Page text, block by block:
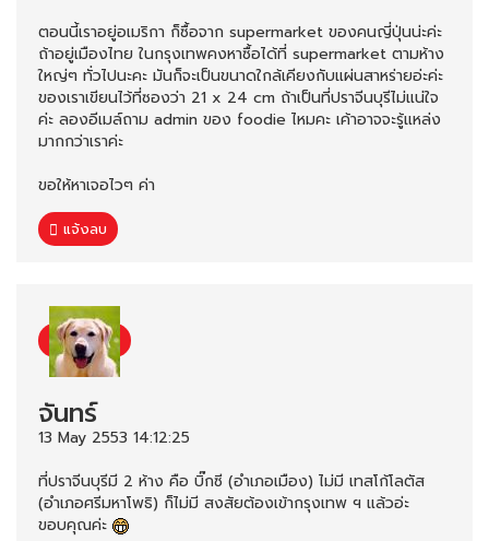
ตอนนี้เราอยู่อเมริกา ก็ซื้อจาก supermarket ของคนญี่ปุ่นน่ะค่ะ
ถ้าอยู่เมืองไทย ในกรุงเทพคงหาซื้อได้ที่ supermarket ตามห้าง
ใหญ่ๆ ทั่วไปนะคะ มันก็จะเป็นขนาดใกล้เคียงกับแผ่นสาหร่ายอ่ะค่ะ
ของเราเขียนไว้ที่ซองว่า 21 x 24 cm ถ้าเป็นที่ปราจีนบุรีไม่แน่ใจ
ค่ะ ลองอีเมล์ถาม admin ของ foodie ไหมคะ เค้าอาจจะรู้แหล่ง
มากกว่าเราค่ะ
ขอให้หาเจอไวๆ ค่า
แจ้งลบ
จันทร์
13 May 2553 14:12:25
ที่ปราจีนบุรีมี 2 ห้าง คือ บิ๊กซี (อำเภอเมือง) ไม่มี เทสโก้โลตัส
(อำเภอศรีมหาโพธิ) ก็ไม่มี สงสัยต้องเข้ากรุงเทพ ฯ แล้วอ่ะ
ขอบคุณค่ะ